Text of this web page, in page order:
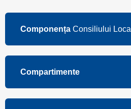
Componența Consiliului Local
Compartimente